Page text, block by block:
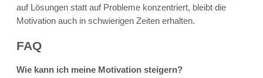
auf Lösungen statt auf Probleme konzentriert, bleibt die
Motivation auch in schwierigen Zeiten erhalten.
FAQ
Wie kann ich meine Motivation steigern?